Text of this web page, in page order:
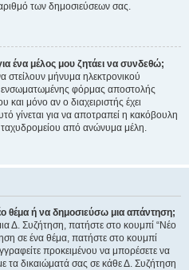
των δημοσιεύσεων σας.
ένα μέλος μου ζητάει να συνδεθώ;
μήνυμα ηλεκτρονικού
φόρμας αποστολής
μόνο αν ο διαχειριστής έχει
γίνεται για να αποτραπεί η κακόβουλη
από ανώνυμα μέλη.
ή να δημοσιεύσω μια απάντηση;
Δ. Συζήτηση, πατήστε στο κουμπί “Νέο
σε ένα θέμα, πατήστε στο κουμπί
προκειμένου να μπορέσετε να
τα δικαιώματά σας σε κάθε Δ. Συζήτηση